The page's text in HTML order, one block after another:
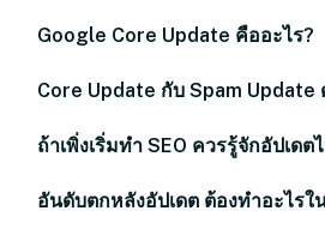
Google Core Update คืออะไร?
Core Update กับ Spam Update
ถ้าเพิ่งเริ่มทำ SEO ควรรู้จักอัปเด
อันดับตกหลังอัปเดต ต้องทำอะไรใ